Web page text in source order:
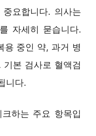
요합니다. 의사는
자세히 묻습니다.
용 중인 약, 과거 병
기본 검사로 혈액검
니다.
하는 주요 항목입